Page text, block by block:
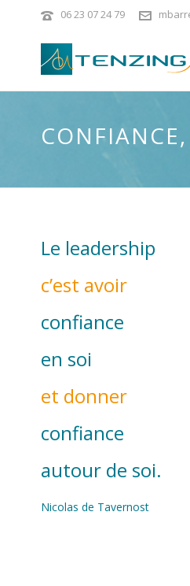
06 23 07 24 79
Le leadership
c’est avoir
confiance
en soi
et donner
confiance
autour de soi.
Nicolas de Tavernost